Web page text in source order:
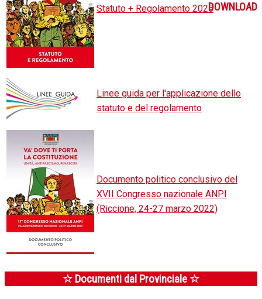
DOWNLOAD
Statuto + Regolamento 2025
Linee guida per l'applicazione dello
statuto e del regolamento
Documento politico conclusivo del
XVII Congresso nazionale ANPI
(Riccione, 24-27 marzo 2022)
☆ Documenti dal Provinciale ☆